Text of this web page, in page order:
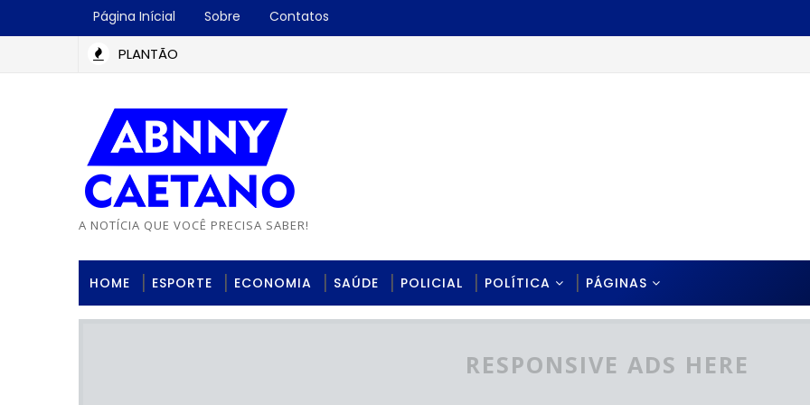
Página Inícial Sobre Contatos
PLANTÃO
A NOTÍCIA QUE VOCÊ PRECISA SABER!
HOME ESPORTE ECONOMIA SAÚDE POLICIAL POLÍTICA PÁGINAS
RESPONSIVE ADS HERE